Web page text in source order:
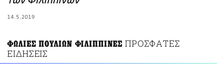
14.5.2019
ΦΩΛΙΕΣ ΠΟΥΛΙΩΝ ΦΙΛΙΠΠΙΝΕΣ ΠΡΟΣΦΑΤΕΣ
ΕΙΔΗΣΕΙΣ